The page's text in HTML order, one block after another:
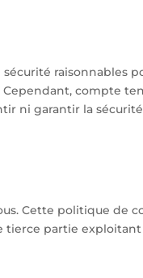
raisonnables
compte
ni garantir la
Cette politique de
partie exploitant